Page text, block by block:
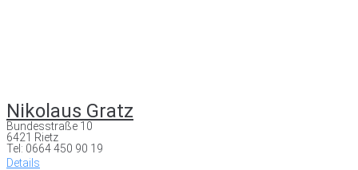
Nikolaus Gratz
Bundesstraße 10
6421 Rietz
Tel: 0664 450 90 19
Details